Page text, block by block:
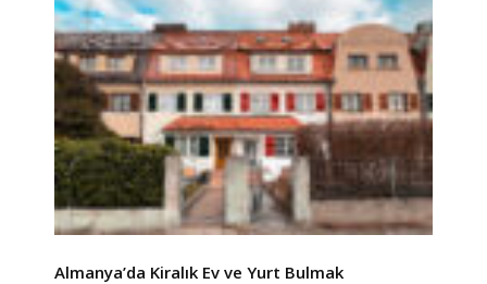
Almanya’da Kiralık Ev ve Yurt Bulmak